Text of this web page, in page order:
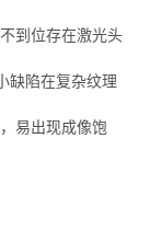
到位存在激光头
缺陷在复杂纹理
易出现成像饱